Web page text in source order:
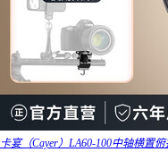
卡宴（Cayer）LA60-100中轴横置